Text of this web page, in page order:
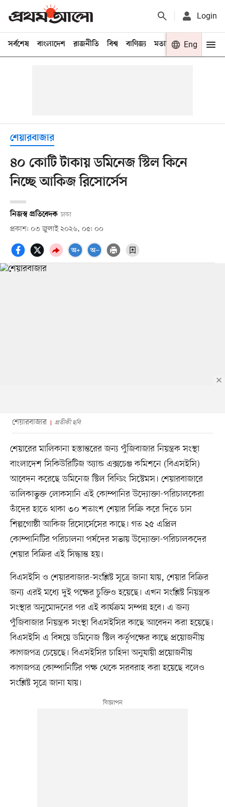
Login
সর্বশেষ বাংলাদেশ রাজনীতি বিশ্ব বাণিজ্য মতামত খেলা
Eng
শেয়ারবাজার
৪০ কোটি টাকায় ডমিনেজ স্টিল কিনে
নিচ্ছে আকিজ রিসোর্সেস
নিজস্ব প্রতিবেদক ঢাকা
প্রকাশ: ০৩ জুলাই ২০২৬, ০৫: ০০
শেয়ারবাজার প্রতীকী ছবি
শেয়ারের মালিকানা হস্তান্তরের জন্য পুঁজিবাজার নিয়ন্ত্রক সংস্থা
বাংলাদেশ সিকিউরিটিজ অ্যান্ড এক্সচেঞ্জ কমিশনে (বিএসইসি)
আবেদন করেছে ডমিনেজ স্টিল বিল্ডিং সিস্টেমস। শেয়ারবাজারে
তালিকাভুক্ত লোকসানি এই কোম্পানির উদ্যোক্তা-পরিচালকেরা
তাঁদের হাতে থাকা ৩০ শতাংশ শেয়ার বিক্রি করে দিতে চান
শিল্পগোষ্ঠী আকিজ রিসোর্সেসের কাছে। গত ২৫ এপ্রিল
কোম্পানিটির পরিচালনা পর্ষদের সভায় উদ্যোক্তা-পরিচালকদের
শেয়ার বিক্রির এই সিদ্ধান্ত হয়।
বিএসইসি ও শেয়ারবাজার-সংশ্লিষ্ট সূত্রে জানা যায়, শেয়ার বিক্রির
জন্য এরই মধ্যে দুই পক্ষের চুক্তিও হয়েছে। এখন সংশ্লিষ্ট নিয়ন্ত্রক
সংস্থার অনুমোদনের পর এই কার্যক্রম সম্পন্ন হবে। এ জন্য
পুঁজিবাজার নিয়ন্ত্রক সংস্থা বিএসইসির কাছে আবেদন করা হয়েছে।
বিএসইসি এ বিষয়ে ডমিনেজ স্টিল কর্তৃপক্ষের কাছে প্রয়োজনীয়
কাগজপত্র চেয়েছে। বিএসইসির চাহিদা অনুযায়ী প্রয়োজনীয়
কাগজপত্র কোম্পানিটির পক্ষ থেকে সরবরাহ করা হয়েছে বলেও
সংশ্লিষ্ট সূত্রে জানা যায়।